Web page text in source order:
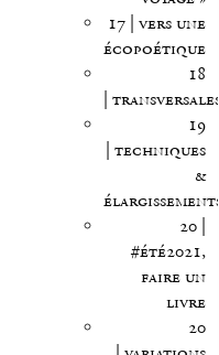
17 | vers une
écopoétique
18
| transversales
19
| techniques
&
élargissements
20 |
#été2021,
faire un
livre
20